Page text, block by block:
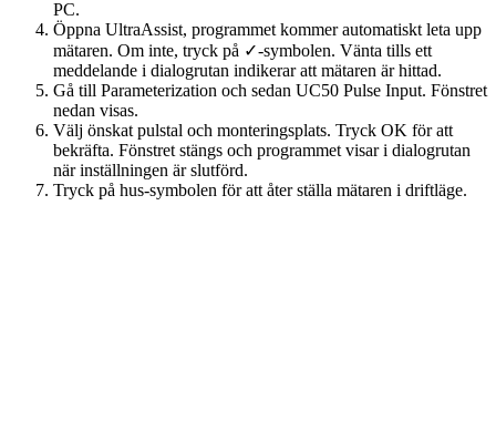
PC.
Öppna UltraAssist, programmet kommer automatiskt leta upp
mätaren. Om inte, tryck på ✓-symbolen. Vänta tills ett
meddelande i dialogrutan indikerar att mätaren är hittad.
Gå till Parameterization och sedan UC50 Pulse Input. Fönstret
nedan visas.
Välj önskat pulstal och monteringsplats. Tryck OK för att
bekräfta. Fönstret stängs och programmet visar i dialogrutan
när inställningen är slutförd.
Tryck på hus-symbolen för att åter ställa mätaren i driftläge.